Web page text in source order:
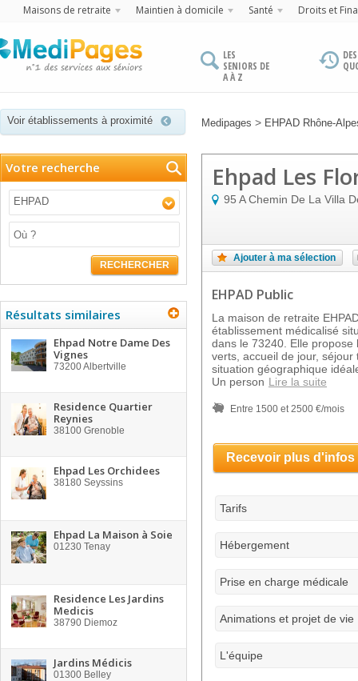
Maisons de retraite Maintien à domicile Santé Droits et
LES
SENIORS DE
A À Z
Voir établissements à proximité Medipages > EHPAD Rhône-
Votre recherche
EHPAD
RECHERCHER
Résultats similaires
Ehpad Notre Dame Des
Vignes
73200Albertville
Residence Quartier
Reynies
38100 Grenoble
Ehpad Les Orchidees
38180 Seyssins
Ehpad La Maison à Soie
01230 Tenay
Residence Les Jardins
Medicis
38790 Diemoz
Jardins Médicis
01300 Belley
Ehpad Les
95 A Chemin De La Villa
Ajouter à ma sélection
EHPAD Public
La maison de retraite
établissement médicalisé
dans le 73240. Elle
verts, accueil de jour,
situation géographique
Un person Lire la suite
Entre 1500 et 2500 €/mois
Recevoir plus d'infos
Tarifs
Hébergement
Prise en charge médicale
Animations et projet de vie
L'équipe